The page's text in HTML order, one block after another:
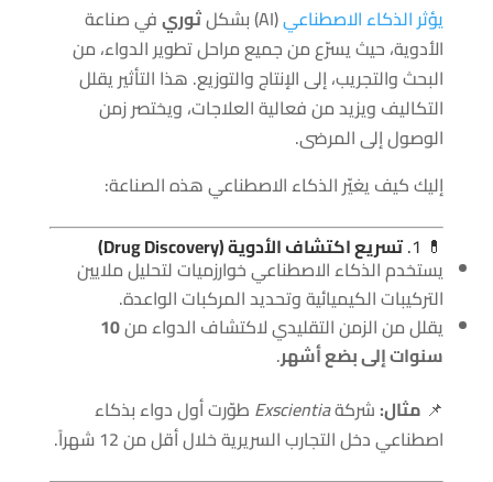
يؤثر الذكاء الاصطناعي(AI) بشكل ثوريفي صناعة
الأدوية، حيث يسرّع من جميع مراحل تطوير الدواء، من
البحث والتجريب، إلى الإنتاج والتوزيع. هذا التأثير يقلل
التكاليف ويزيد من فعالية العلاجات، ويختصر زمن
الوصول إلى المرضى.
إليك كيف يغيّر الذكاء الاصطناعي هذه الصناعة:
💊 1.
تسريع اكتشاف الأدوية (Drug Discovery)
يستخدم الذكاء الاصطناعي خوارزميات لتحليل ملايين
التركيبات الكيميائية وتحديد المركبات الواعدة.
يقلل من الزمن التقليدي لاكتشاف الدواء من10
سنوات إلى بضع أشهر.
📌 مثال:شركةExscientia طوّرت أول دواء بذكاء
اصطناعي دخل التجارب السريرية خلال أقل من 12 شهراً.